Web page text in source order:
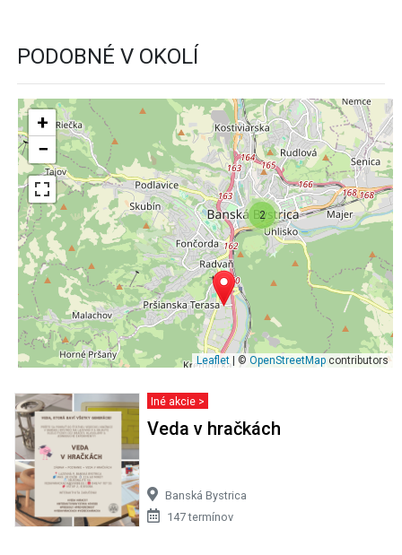
PODOBNÉ V OKOLÍ
2
+
−
Leaflet| © OpenStreetMap contributors
Iné akcie >
Veda v hračkách
Banská Bystrica
147 termínov